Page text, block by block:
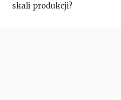
skali produkcji?